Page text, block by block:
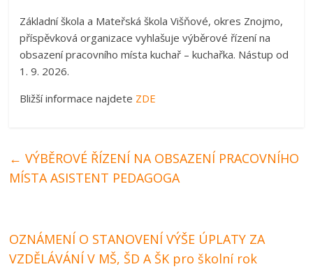
Základní škola a Mateřská škola Višňové, okres Znojmo,
příspěvková organizace vyhlašuje výběrové řízení na
obsazení pracovního místa kuchař – kuchařka. Nástup od
1. 9. 2026.
Bližší informace najdete ZDE
← VÝBĚROVÉ ŘÍZENÍ NA OBSAZENÍ PRACOVNÍHO
MÍSTA ASISTENT PEDAGOGA
OZNÁMENÍ O STANOVENÍ VÝŠE ÚPLATY ZA
VZDĚLÁVÁNÍ V MŠ, ŠD A ŠK pro školní rok